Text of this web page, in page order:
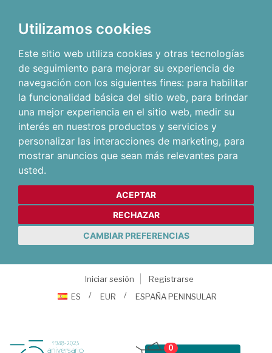
Utilizamos cookies
Este sitio web utiliza cookies y otras tecnologías
de seguimiento para mejorar su experiencia de
navegación con los siguientes fines: para habilitar
la funcionalidad básica del sitio web, para brindar
una mejor experiencia en el sitio web, medir su
interés en nuestros productos y servicios y
personalizar las interacciones de marketing, para
mostrar anuncios que sean más relevantes para
usted.
ACEPTAR
RECHAZAR
CAMBIAR PREFERENCIAS
Iniciar sesión
Registrarse
ES
EUR ESPAÑA PENINSULAR
0